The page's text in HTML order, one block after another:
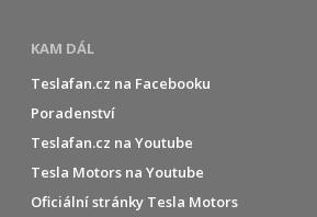
KAM DÁL
Teslafan.cz na Facebooku
Poradenství
Teslafan.cz na Youtube
Tesla Motors na Youtube
Oficiální stránky Tesla Motors